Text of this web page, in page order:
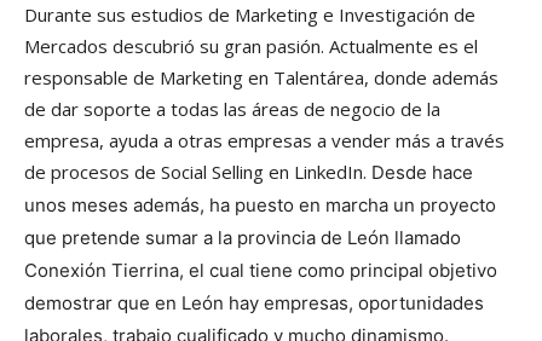
Durante sus estudios de Marketing e Investigación de
Mercados descubrió su gran pasión. Actualmente es el
responsable de Marketing en Talentárea, donde además
de dar soporte a todas las áreas de negocio de la
empresa, ayuda a otras empresas a vender más a través
de procesos de Social Selling en LinkedIn. Desde hace
unos meses además, ha puesto en marcha un proyecto
que pretende sumar a la provincia de León llamado
Conexión Tierrina, el cual tiene como principal objetivo
demostrar que en León hay empresas, oportunidades
laborales, trabajo cualificado y mucho dinamismo.